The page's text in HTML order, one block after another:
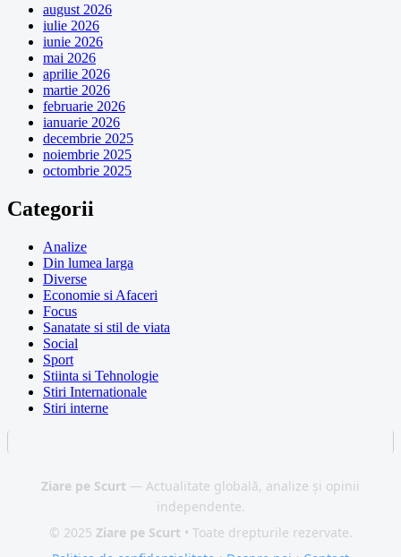
august 2026
iulie 2026
iunie 2026
mai 2026
aprilie 2026
martie 2026
februarie 2026
ianuarie 2026
decembrie 2025
noiembrie 2025
octombrie 2025
Categorii
Analize
Din lumea larga
Diverse
Economie si Afaceri
Focus
Sanatate si stil de viata
Social
Sport
Stiinta si Tehnologie
Stiri Internationale
Stiri interne
Ziare pe Scurt — Actualitate globală, analize și opinii
independente.
© 2025 Ziare pe Scurt • Toate drepturile rezervate.